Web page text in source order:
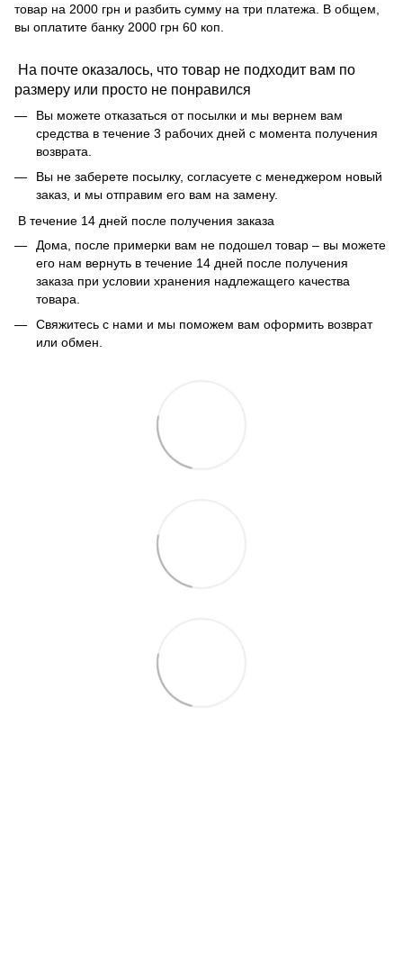
товар на 2000 грн и разбить сумму на три платежа. В общем,
вы оплатите банку 2000 грн 60 коп.
На почте оказалось, что товар не подходит вам по
размеру или просто не понравился
Вы можете отказаться от посылки и мы вернем вам
средства в течение 3 рабочих дней с момента получения
возврата.
Вы не заберете посылку, согласуете с менеджером новый
заказ, и мы отправим его вам на замену.
В течение 14 дней после получения заказа
Дома, после примерки вам не подошел товар – вы можете
его нам вернуть в течение 14 дней после получения
заказа при условии хранения надлежащего качества
товара.
Свяжитесь с нами и мы поможем вам оформить возврат
или обмен.